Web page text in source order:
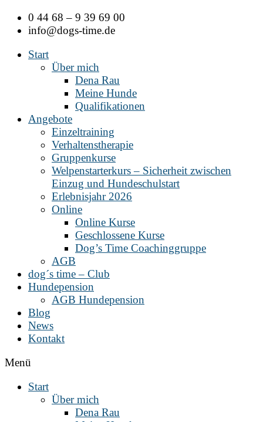
Zum
Inhalt
0 44 68 – 9 39 69 00
info@dogs-time.de
Start
Über mich
Dena Rau
Meine Hunde
Qualifikationen
Angebote
Einzeltraining
Verhaltenstherapie
Gruppenkurse
Welpenstarterkurs – Sicherheit zwischen
Einzug und Hundeschulstart
Erlebnisjahr 2026
Online
Online Kurse
Geschlossene Kurse
Dog’s Time Coachinggruppe
AGB
dog´s time – Club
Hundepension
AGB Hundepension
Blog
News
Kontakt
Menü
Start
Über mich
Dena Rau